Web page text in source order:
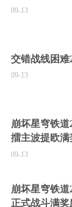
09-13
交错战线困难
09-13
崩坏星穹铁
擂主波提欧
09-13
崩坏星穹铁
正式战斗满